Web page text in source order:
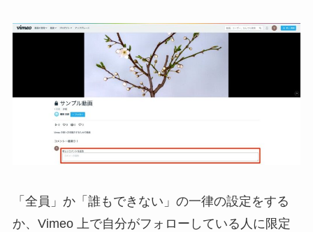
「全員」か「誰もできない」の一律の設定をする
か、Vimeo 上で自分がフォローしている人に限定